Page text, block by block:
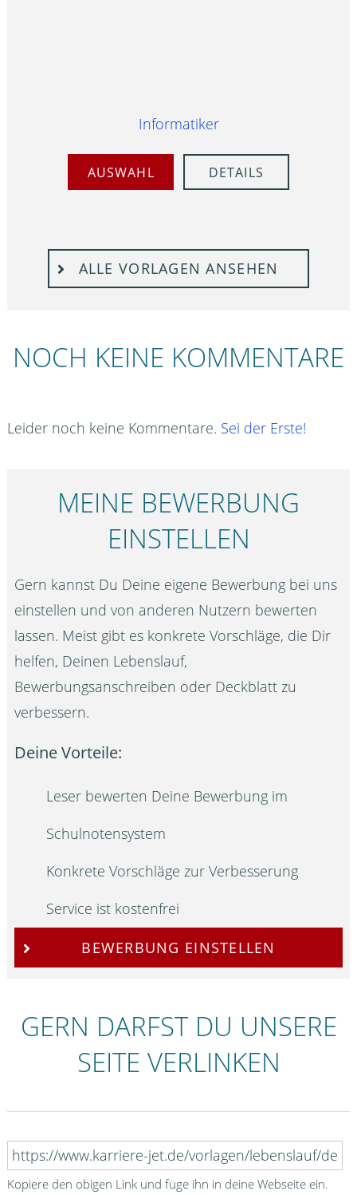
Informatiker
AUSWAHL DETAILS
ALLE VORLAGEN ANSEHEN
NOCH KEINE KOMMENTARE
Leider noch keine Kommentare. Sei der Erste!
MEINE BEWERBUNG
EINSTELLEN
Gern kannst Du Deine eigene Bewerbung bei uns
einstellen und von anderen Nutzern bewerten
lassen. Meist gibt es konkrete Vorschläge, die Dir
helfen, Deinen Lebenslauf,
Bewerbungsanschreiben oder Deckblatt zu
verbessern.
Deine Vorteile:
Leser bewerten Deine Bewerbung im
Schulnotensystem
Konkrete Vorschläge zur Verbesserung
Service ist kostenfrei
BEWERBUNG EINSTELLEN
GERN DARFST DU UNSERE
SEITE VERLINKEN
Kopiere den obigen Link und füge ihn in deine Webseite ein.